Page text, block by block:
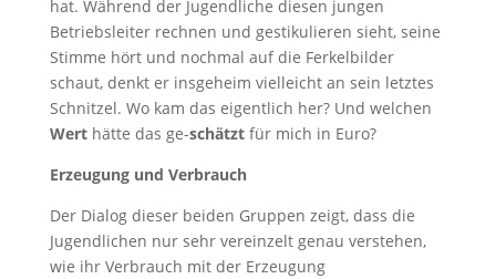
hat. Während der Jugendliche diesen jungen
Betriebsleiter rechnen und gestikulieren sieht, seine
Stimme hört und nochmal auf die Ferkelbilder
schaut, denkt er insgeheim vielleicht an sein letztes
Schnitzel. Wo kam das eigentlich her? Und welchen
Werthätte das ge-schätztfür mich in Euro?
Erzeugung und Verbrauch
Der Dialog dieser beiden Gruppen zeigt, dass die
Jugendlichen nur sehr vereinzelt genau verstehen,
wie ihr Verbrauch mit der Erzeugung